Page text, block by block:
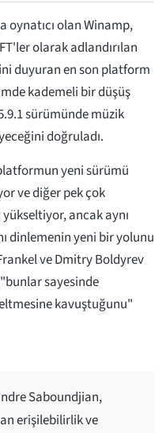
oynatıcı olan Winamp,
olarak adlandırılan
duyuran en son platform
kademeli bir düşüş
sürümünde müzik
doğruladı.
yeni sürümü
ve diğer pek çok
ancak aynı
dinlemenin yeni bir yolunu
ve Dmitry Boldyrev
sayesinde
kavuştuğunu"
Saboundjian,
erişilebilirlik ve